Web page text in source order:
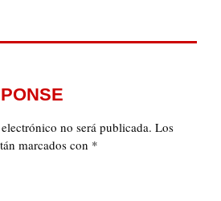
no será publicada. Los
marcados con *